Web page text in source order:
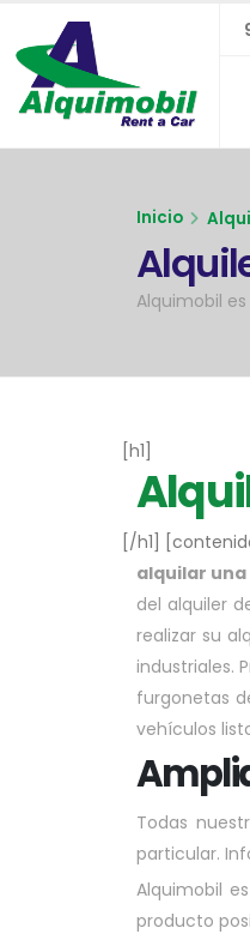
Inicio
Alquimobil
[h1]
[/h1]
alquilar
del alquiler
realizar su
industriales.
furgonetas
vehículos
Todas
particular.
Alquimobil
producto